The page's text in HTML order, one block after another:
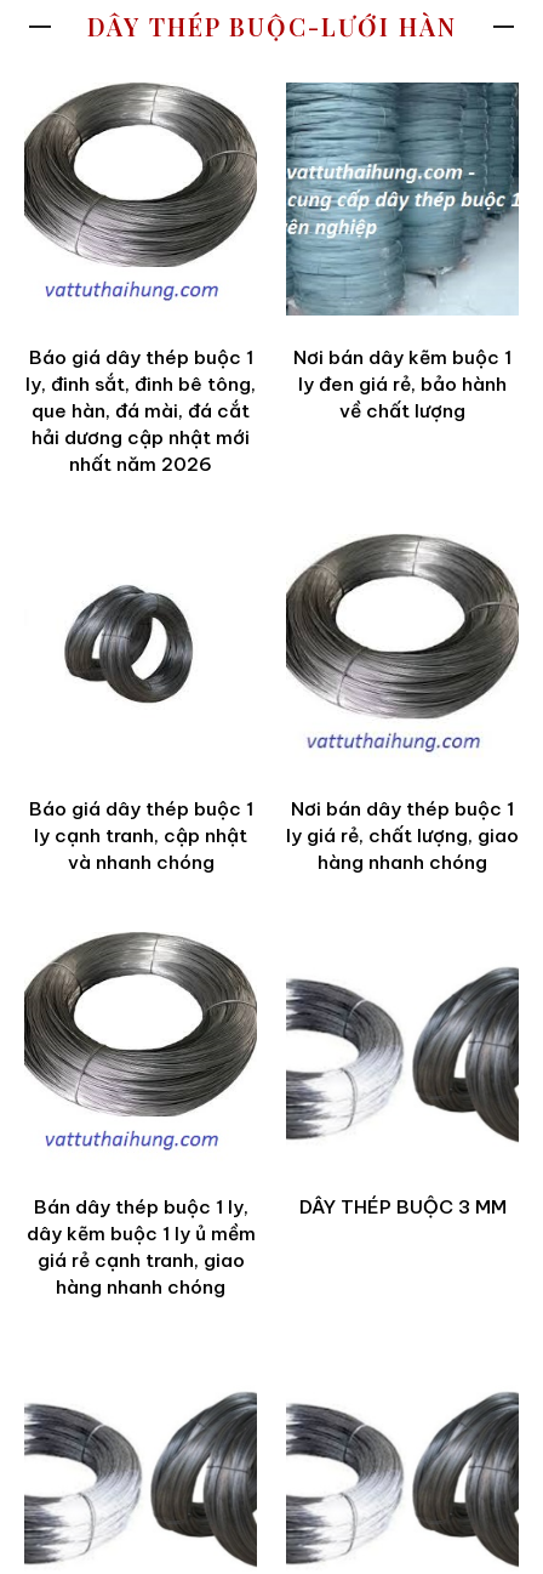
DÂY THÉP BUỘC-LƯỚI HÀN
Báo giá dây thép buộc 1
ly, đinh sắt, đinh bê tông,
que hàn, đá mài, đá cắt
hải dương cập nhật mới
nhất năm 2026
Nơi bán dây kẽm buộc 1
ly đen giá rẻ, bảo hành
về chất lượng
Báo giá dây thép buộc 1
ly cạnh tranh, cập nhật
và nhanh chóng
Nơi bán dây thép buộc 1
ly giá rẻ, chất lượng, giao
hàng nhanh chóng
Bán dây thép buộc 1 ly,
dây kẽm buộc 1 ly ủ mềm
giá rẻ cạnh tranh, giao
hàng nhanh chóng
DÂY THÉP BUỘC 3 MM